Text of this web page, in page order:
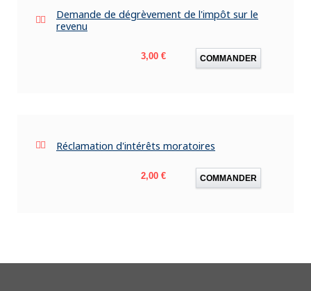
Demande de dégrèvement de l'impôt sur le
revenu
Prix
3,00 € COMMANDER
Réclamation d'intérêts moratoires
Prix
2,00 € COMMANDER